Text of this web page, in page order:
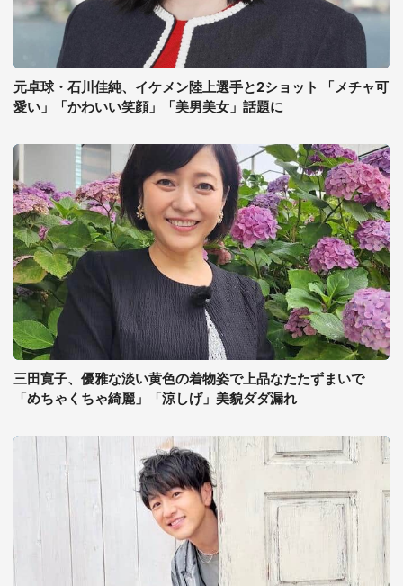
元卓球・石川佳純、イケメン陸上選手と2ショット 「メチャ可
愛い」「かわいい笑顔」「美男美女」話題に
三田寛子、優雅な淡い黄色の着物姿で上品なたたずまいで
「めちゃくちゃ綺麗」「涼しげ」美貌ダダ漏れ